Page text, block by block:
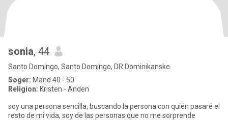
sonia, 44
Santo Domingo, Santo Domingo, DR Dominikanske
Søger: Mand 40 - 50
Religion: Kristen - Anden
soy una persona sencilla, buscando la persona con quién pasaré el
resto de mi vida, soy de las personas que no me sorprende